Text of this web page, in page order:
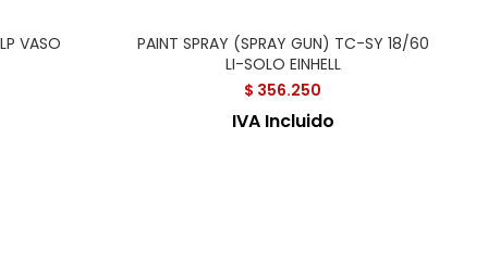
VASO
PAINT SPRAY (SPRAY GUN) TC-SY 18/60
LI-SOLO EINHELL
$ 356.250
IVA Incluido